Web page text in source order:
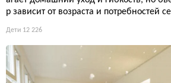
р зависит от возраста и потребностей
Дети 12 226